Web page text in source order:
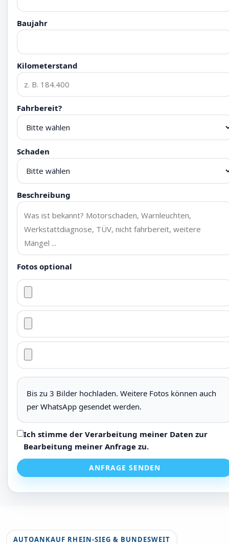
Baujahr
Kilometerstand
Fahrbereit?
Schaden
Beschreibung
Fotos optional
Bis zu 3 Bilder hochladen. Weitere Fotos können auch
per WhatsApp gesendet werden.
Ich stimme der Verarbeitung meiner Daten zur
Bearbeitung meiner Anfrage zu.
ANFRAGE SENDEN
AUTOANKAUF RHEIN-SIEG & BUNDESWEIT